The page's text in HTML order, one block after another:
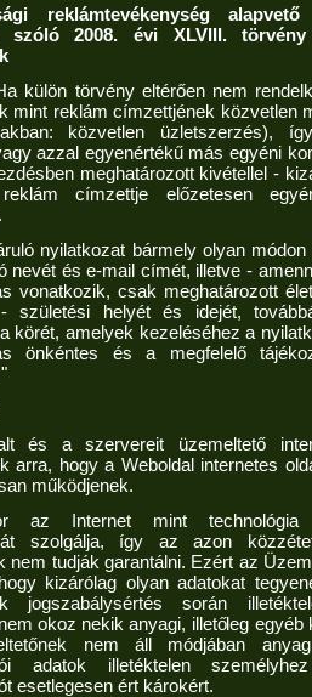
reklámtevékenység
szóló 2008. évi XLVIII.
külön törvény eltérően nem
mint reklám címzettjének közvetlen
közvetlen üzletszerzés),
azzal egyenértékű más egyéni
meghatározott kivétellel -
címzettje előzetesen
nyilatkozat bármely olyan
nevét és e-mail címét, illetve -
vonatkozik, csak meghatározott
születési helyét és idejét,
körét, amelyek kezeléséhez a
önkéntes és a megfelelő
és a szervereit üzemeltető
arra, hogy a Weboldal internetes
működjenek.
az Internet mint technológia
szolgálja, így az azon
nem tudják garantálni. Ezért az
kizárólag olyan adatokat
jogszabálysértés során
okoz nekik anyagi, illetőleg egyéb
nem áll módjában
adatok illetéktelen
esetlegesen ért károkért.